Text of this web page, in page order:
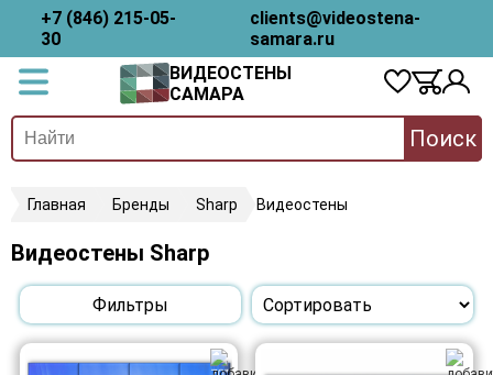
+7 (846) 215-05-
30
clients@videostena-
samara.ru
ВИДЕОСТЕНЫ
САМАРА
Поиск
Главная Бренды Sharp Видеостены
Видеостены Sharp
Фильтры